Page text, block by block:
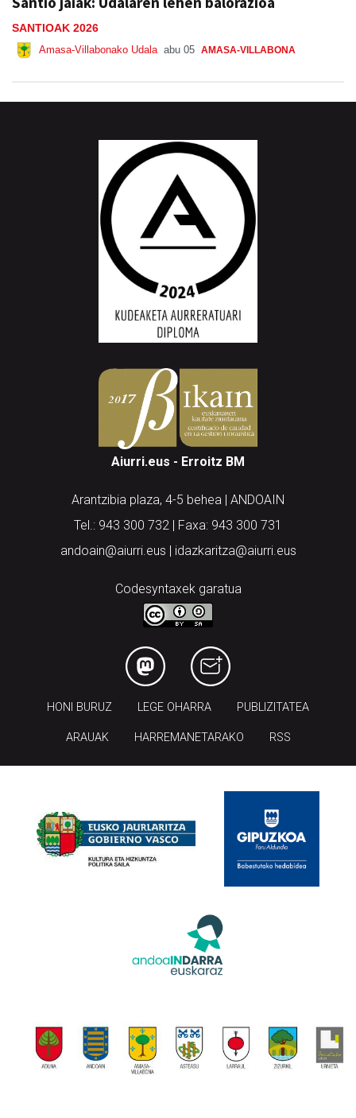
SANTIOAK 2026
Amasa-Villabonako Udala abu 05 AMASA-VILLABONA
Aiurri.eus - Erroitz BM
Arantzibia plaza, 4-5 behea | ANDOAIN
Tel.: 943 300 732 | Faxa: 943 300 731
andoain@aiurri.eus | idazkaritza@aiurri.eus
Codesyntaxek garatua
HONI BURUZ LEGE OHARRA PUBLIZITATEA
ARAUAK HARREMANETARAKO RSS